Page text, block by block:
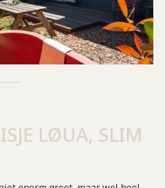
LØUA, SLIM